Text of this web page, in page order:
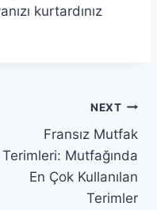
kurtardınız
NEXT
Fransız Mutfak
Terimleri: Mutfağında
En Çok Kullanılan
Terimler